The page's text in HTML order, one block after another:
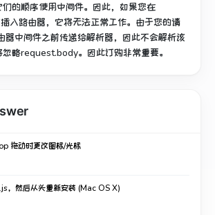
的顺序使用中间件。 因此，如果您在
入路由器，它将无法正常工作。 由于您的请
器中间件之前传递给解析器，因此不会解析该
略request.body。 因此订购非常重要。
拖动时更改图标/光标
，然后从头重新安装 (Mac OS X)